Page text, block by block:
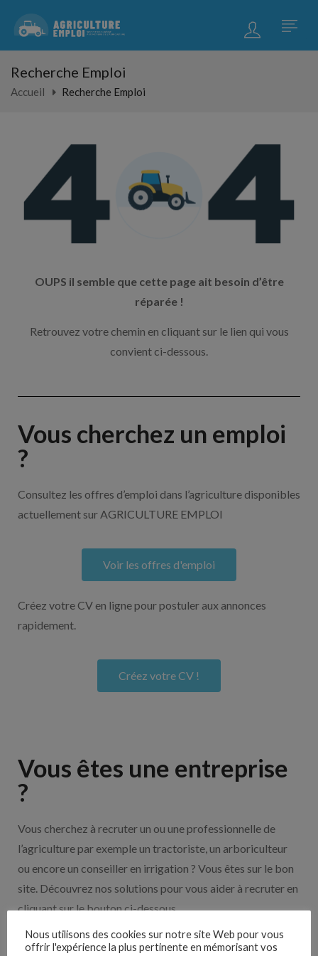
Recherche Emploi
Accueil Recherche Emploi
OUPS il semble que cette page ait besoin d’être
réparée !
Retrouvez votre chemin en cliquant sur le lien qui vous
convient ci-dessous.
Vous cherchez un emploi
?
Consultez les offres d’emploi dans l’agriculture disponibles
actuellement sur AGRICULTURE EMPLOI
Voir les offres d'emploi
Créez votre CV en ligne pour postuler aux annonces
rapidement.
Créez votre CV !
Vous êtes une entreprise
?
Vous cherchez à recruter un ou une professionnelle de
l’agriculture par exemple un tractoriste, un arboriculteur
ou encore un conseiller en irrigation ? Vous êtes sur le bon
site. Découvrez nos solutions pour vous aider à recruter en
cliquant sur le bouton ci-dessous.
Nos solutions entreprises
Nous utilisons des cookies sur notre site Web pour vous
offrir l'expérience la plus pertinente en mémorisant vos